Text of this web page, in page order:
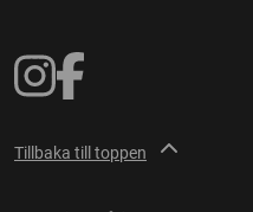
Tillbaka till toppen